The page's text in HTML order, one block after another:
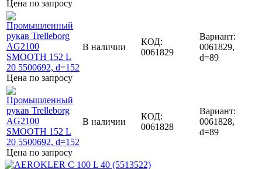
Цена по запросу
Цена по запросу
В наличии
КОД:
0061829
Вариант:
0061829,
d=89
Цена по запросу
В наличии
КОД:
0061828
Вариант:
0061828,
d=89